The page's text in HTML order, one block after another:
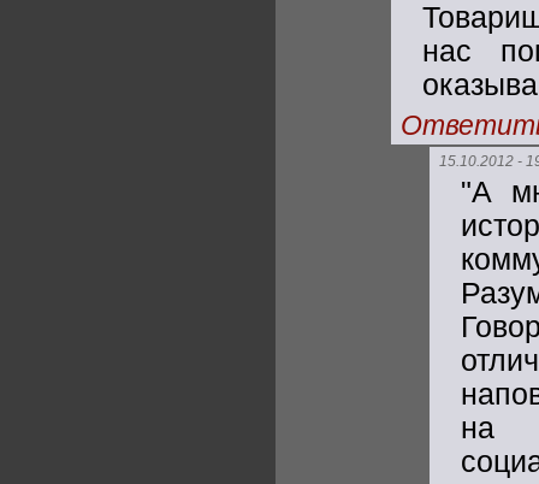
нас
15.10.2012 -
"А
на